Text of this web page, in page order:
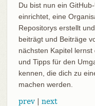
Du bist nun ein
einrichtet, eine
Repositorys erstellt
beiträgt und Beiträge
nächsten Kapitel
und Tipps für den
kennen, die dich zu
machen werden.
prev| next